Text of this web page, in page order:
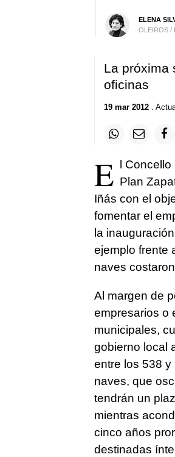
ELENA
OLEIROS /
La próxima
oficinas
19 mar 2012.
E
l
Plan
Iñás con el
fomentar el
la
ejemplo frente
naves
Al margen de
empresarios o
municipales,
gobierno local
entre los 538
naves, que
tendrán un
mientras
cinco años
destinadas